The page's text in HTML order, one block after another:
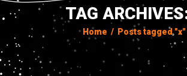
TAG
Home / Posts tagged "x"